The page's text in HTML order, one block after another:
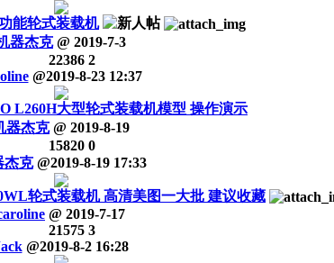
能轮式装载机
器杰克 @ 2019-7-3
22386 2
@2019-8-23 12:37
L260H大型轮式装载机模型 操作演示
器杰克 @ 2019-8-19
15820 0
杰克 @2019-8-19 17:33
轮式装载机 高清美图一大批 建议收藏
@ 2019-7-17
21575 3
@2019-8-2 16:28